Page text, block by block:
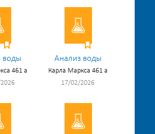
воды
461 а
Анализ воды
Карла Маркса 461 а
17/02/2026